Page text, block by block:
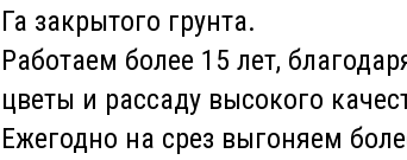
Га закрытого грунта.
Работаем более 15 лет,
цветы и рассаду высокого
Ежегодно на срез выгоняем